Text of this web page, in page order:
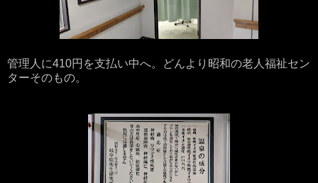
管理人に410円を支払い中へ。どんより昭和の老人福祉セン
ターそのもの。